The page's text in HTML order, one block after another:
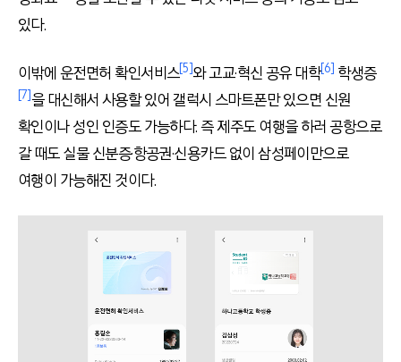
있다.
이밖에 운전면허 확인서비스[5]와 고교·혁신 공유 대학[6] 학생증
[7]을 대신해서 사용할 있어 갤럭시 스마트폰만 있으면 신원
확인이나 성인 인증도 가능하다. 즉 제주도 여행을 하러 공항으로
갈 때도 실물 신분증·항공권·신용카드 없이 삼성페이만으로
여행이 가능해진 것이다.